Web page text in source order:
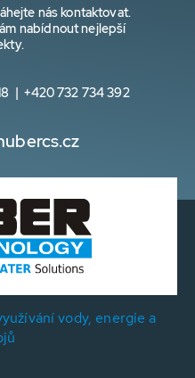
nás kontaktovat.
nabídnout nejlepší
| +420 732 734 392
vody, energie a